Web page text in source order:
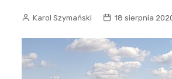
Karol Szymański 18 sierpnia